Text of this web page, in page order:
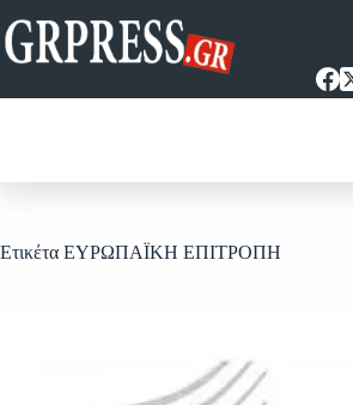
στο
περιεχόμενο
Ετικέτα ΕΥΡΩΠΑΪΚΗ ΕΠΙΤΡΟΠΗ